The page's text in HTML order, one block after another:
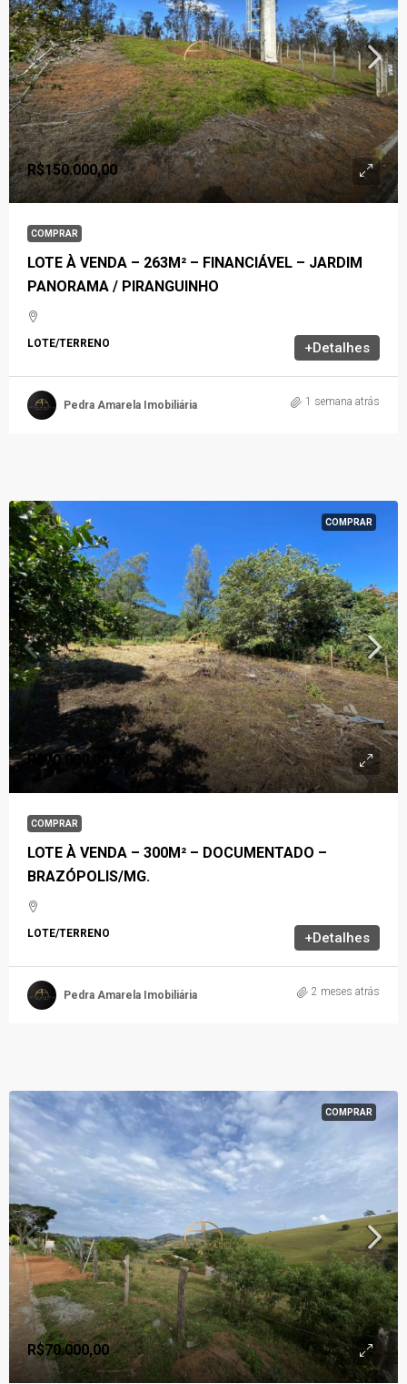
R$150.000,00
COMPRAR
LOTE À VENDA – 263M² – FINANCIÁVEL – JARDIM
PANORAMA / PIRANGUINHO
LOTE/TERRENO +Detalhes
Pedra Amarela Imobiliária 1 semana atrás
COMPRAR
R$70.000,00
COMPRAR
LOTE À VENDA – 300M² – DOCUMENTADO –
BRAZÓPOLIS/MG.
LOTE/TERRENO +Detalhes
Pedra Amarela Imobiliária 2 meses atrás
COMPRAR
R$70.000,00